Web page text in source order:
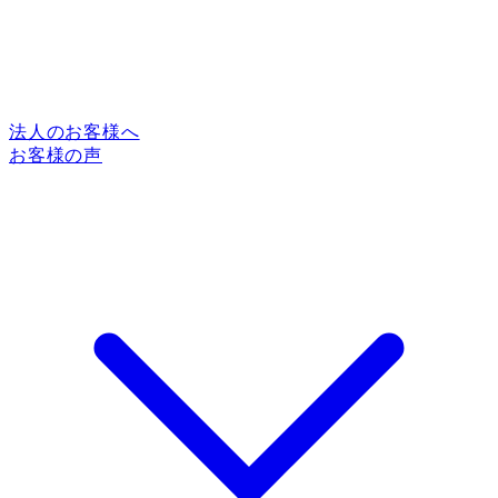
法人のお客様へ
お客様の声